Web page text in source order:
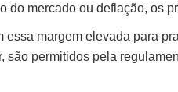
do mercado ou deflação, os
essa margem elevada para
permitidos pela